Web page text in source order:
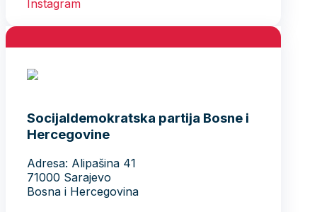
Socijaldemokratska partija Bosne i
Hercegovine
Adresa: Alipašina 41
71000 Sarajevo
Bosna i Hercegovina